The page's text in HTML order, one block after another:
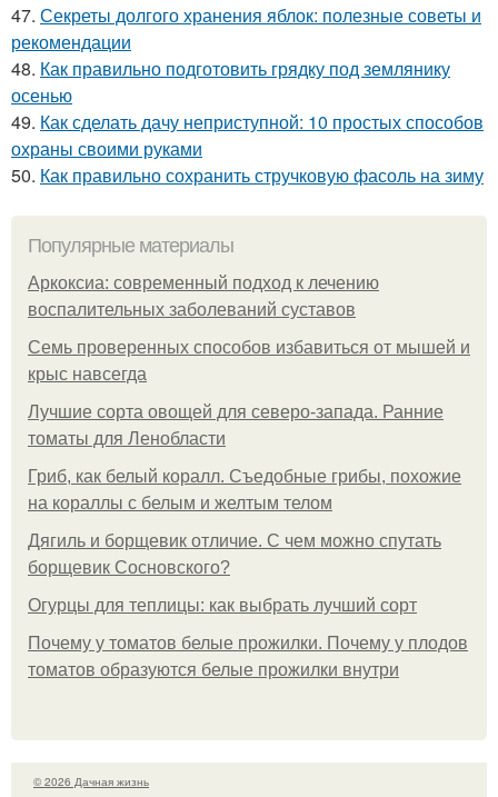
47. Секреты долгого хранения яблок: полезные советы и
рекомендации
48. Как правильно подготовить грядку под землянику
осенью
49. Как сделать дачу неприступной: 10 простых способов
охраны своими руками
50. Как правильно сохранить стручковую фасоль на зиму
Популярные материалы
Аркоксиа: современный подход к лечению
воспалительных заболеваний суставов
Семь проверенных способов избавиться от мышей и
крыс навсегда
Лучшие сорта овощей для северо-запада. Ранние
томаты для Ленобласти
Гриб, как белый коралл. Съедобные грибы, похожие
на кораллы с белым и желтым телом
Дягиль и борщевик отличие. С чем можно спутать
борщевик Сосновского?
Огурцы для теплицы: как выбрать лучший сорт
Почему у томатов белые прожилки. Почему у плодов
томатов образуются белые прожилки внутри
© 2026 Дачная жизнь